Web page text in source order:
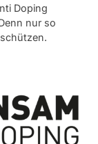
Doping
nur so